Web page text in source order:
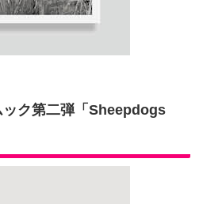
ク第二弾「Sheepdogs